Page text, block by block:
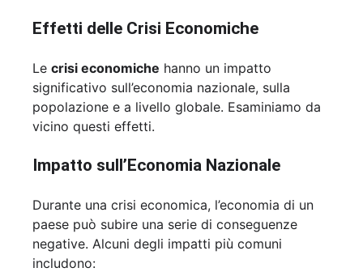
Effetti delle Crisi Economiche
Le crisi economiche hanno un impatto
significativo sull’economia nazionale, sulla
popolazione e a livello globale. Esaminiamo da
vicino questi effetti.
Impatto sull’Economia Nazionale
Durante una crisi economica, l’economia di un
paese può subire una serie di conseguenze
negative. Alcuni degli impatti più comuni
includono: